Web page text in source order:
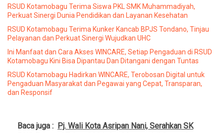
RSUD Kotamobagu Terima Siswa PKL SMK Muhammadiyah,
Perkuat Sinergi Dunia Pendidikan dan Layanan Kesehatan
RSUD Kotamobagu Terima Kunker Kancab BPJS Tondano, Tinjau
Pelayanan dan Perkuat Sinergi Wujudkan UHC
Ini Manfaat dan Cara Akses WINCARE, Setiap Pengaduan di RSUD
Kotamobagu Kini Bisa Dipantau Dan Ditangani dengan Tuntas
RSUD Kotamobagu Hadirkan WINCARE, Terobosan Digital untuk
Pengaduan Masyarakat dan Pegawai yang Cepat, Transparan,
dan Responsif
Baca juga : Pj. Wali Kota Asripan Nani, Serahkan SK